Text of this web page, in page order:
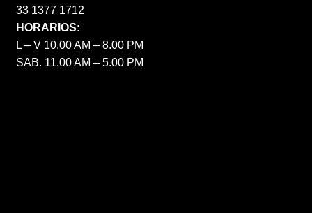
33 1377 1712
HORARIOS:
L – V 10.00 AM – 8.00 PM
SAB. 11.00 AM – 5.00 PM